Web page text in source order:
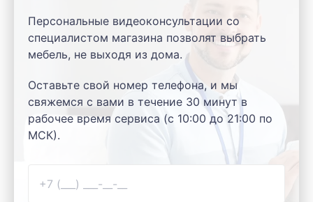
Персональные видеоконсультации со
специалистом магазина позволят выбрать
мебель, не выходя из дома.
Оставьте свой номер телефона, и мы
свяжемся с вами в течение 30 минут в
рабочее время сервиса (с 10:00 до 21:00 по
МСК).